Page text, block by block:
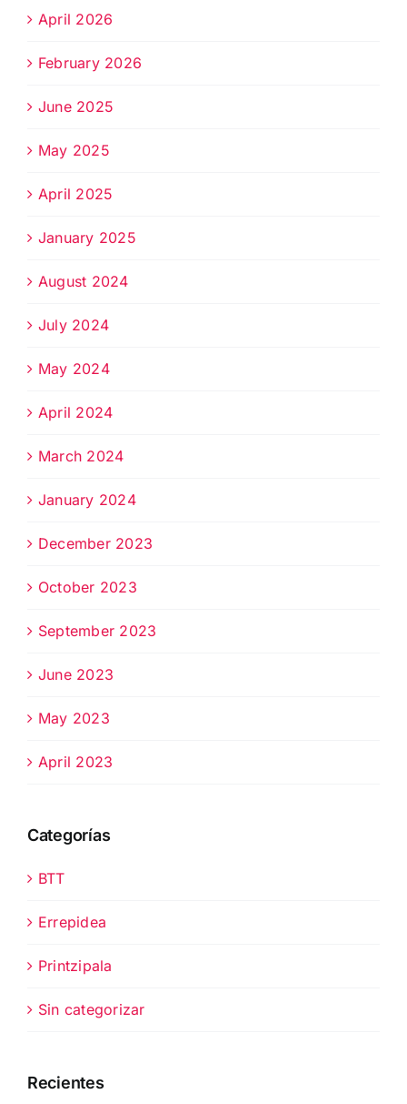
April 2026
February 2026
June 2025
May 2025
April 2025
January 2025
August 2024
July 2024
May 2024
April 2024
March 2024
January 2024
December 2023
October 2023
September 2023
June 2023
May 2023
April 2023
Categorías
BTT
Errepidea
Printzipala
Sin categorizar
Recientes